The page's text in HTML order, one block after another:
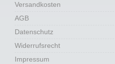
Versandkosten
AGB
Datenschutz
Widerrufsrecht
Impressum